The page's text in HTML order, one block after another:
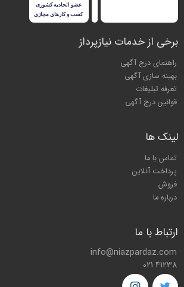
برخی از خدمات نیازپرداز
راهنمای درج آگهی
بهینه سازی آگهی
تعرفه تبلیغات
قوانین درج آگهی
لینک ها
تماس با ما
پرداخت آنلاین
فروش
درباره ما
ارتباط با ما
info@niazpardaz.com
021 41238